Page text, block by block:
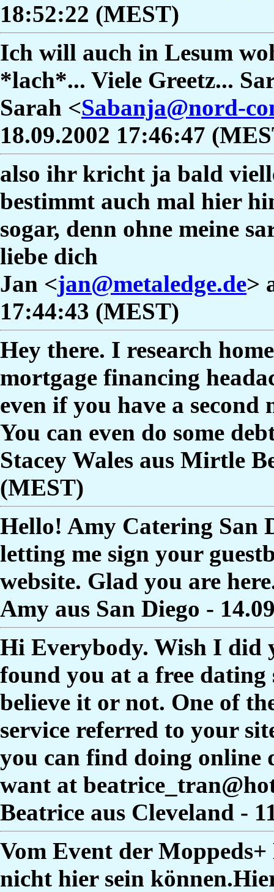
18:52:22 (MEST)
Ich will auch in Lesum
*lach*... Viele Greetz...
Sarah <Sabanja@nord-
18.09.2002 17:46:47
also ihr kricht ja bald
bestimmt auch mal hier
sogar, denn ohne meine
liebe dich
Jan <jan@metaledge.de>
17:44:43 (MEST)
Hey there. I research
mortgage financing
even if you have a
You can even do some
Stacey Wales aus Mirtle
(MEST)
Hello! Amy Catering San
letting me sign your
website. Glad you are
Amy aus San Diego -
Hi Everybody. Wish I did
found you at a free dating
believe it or not. One of
service referred to your
you can find doing online
want at
Beatrice aus Cleveland -
Vom Event der
nicht hier sein